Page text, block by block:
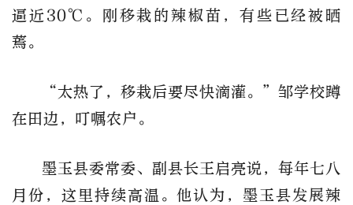
逼近30℃。刚移栽的辣椒苗，有些已经被晒
蔫。
“太热了，移栽后要尽快滴灌。”邹学校蹲
在田边，叮嘱农户。
墨玉县委常委、副县长王启亮说，每年七八
月份，这里持续高温。他认为，墨玉县发展辣